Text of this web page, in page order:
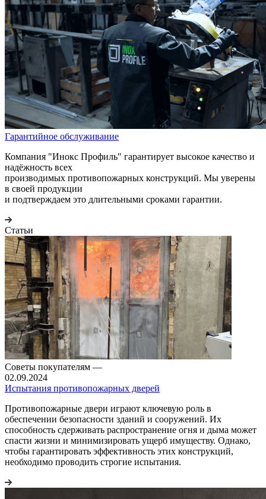
Гарантийное обслуживание
Компания "Инокс Профиль" гарантирует высокое качество и
надёжность всех
производимых противопожарных конструкций. Мы уверены
в своей продукции
и подтверждаем это длительными сроками гарантии.
Статьи
Советы покупателям —
02.09.2024
Испытания противопожарных дверей
Противопожарные двери играют ключевую роль в
обеспечении безопасности зданий и сооружений. Их
способность сдерживать распространение огня и дыма может
спасти жизни и минимизировать ущерб имуществу. Однако,
чтобы гарантировать эффективность этих конструкций,
необходимо проводить строгие испытания.